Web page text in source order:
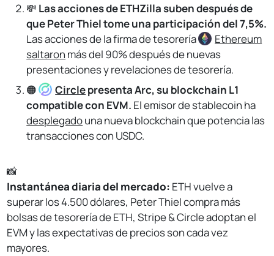
💸 Las acciones de ETHZilla suben después de
que Peter Thiel tome una participación del 7,5%.
Las acciones de la firma de tesorería
Ethereum
saltaron más del 90% después de nuevas
presentaciones y revelaciones de tesorería.
🟠
Circlepresenta Arc, su blockchain L1
compatible con EVM. El emisor de stablecoin ha
desplegadouna nueva blockchain que potencia las
transacciones con USDC.
📸
Instantánea diaria del mercado: ETH vuelve a
superar los 4.500 dólares, Peter Thiel compra más
bolsas de tesorería de ETH, Stripe & Circle adoptan el
EVM y las expectativas de precios son cada vez
mayores.